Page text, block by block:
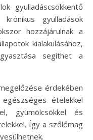
gyulladáscsökkentő
gyulladások
hozzájárulnak a
kialakulásához,
segíthet a
érdekében
ételekkel
gyümölcsökkel és
Így a szőlőmag